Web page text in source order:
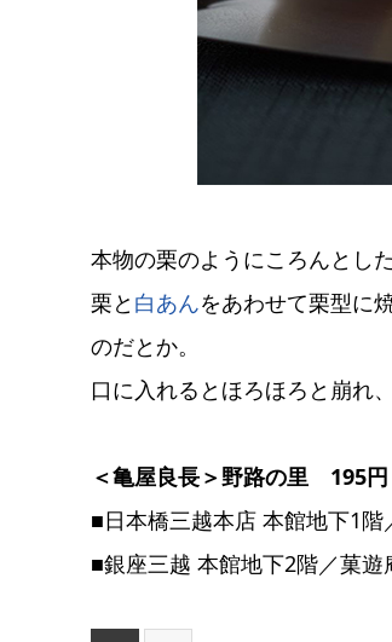
本物の栗のようにころんとし
栗と 白あんをあわせて栗型に
のだとか。
口に入れるとほろほろと崩れ
＜亀屋良長＞野路の里 195円
■日本橋三越本店 本館地下1階
■銀座三越 本館地下2階／菓遊